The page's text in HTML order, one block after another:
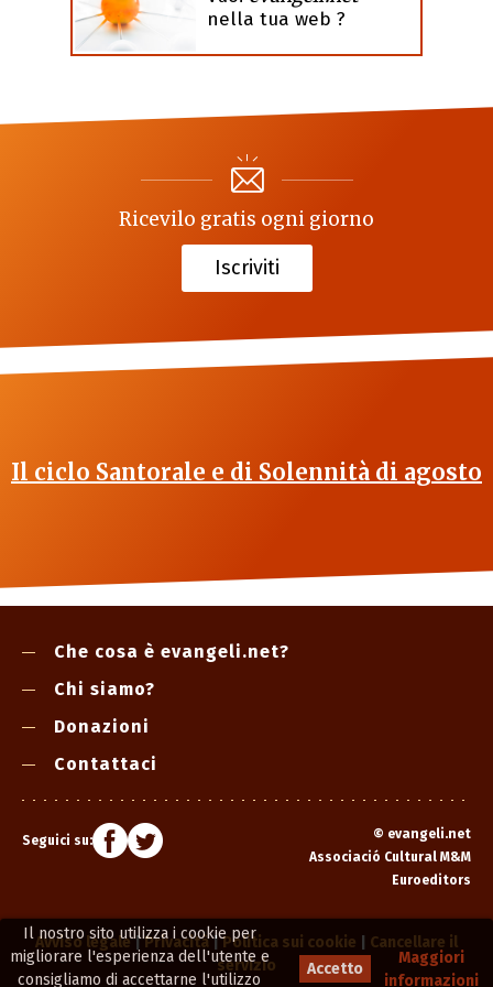
Il nostro sito utilizza i cookie per
migliorare l'esperienza dell'utente e
consigliamo di accettarne l'utilizzo
Accetto
Maggiori
informazioni
nella tua web ?
Ricevilo gratis ogni giorno
Iscriviti
Il ciclo Santorale e di Solennità di agosto
Che cosa è evangeli.net?
Chi siamo?
Donazioni
Contattaci
Seguici su: © evangeli.net
Associació Cultural M&M
Euroeditors
Avviso legale|Privacità|Politica sui cookie
Cancellare il
servizio